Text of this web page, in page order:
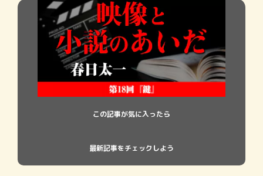
この記事が気に入ったら
最新記事をチェックしよう